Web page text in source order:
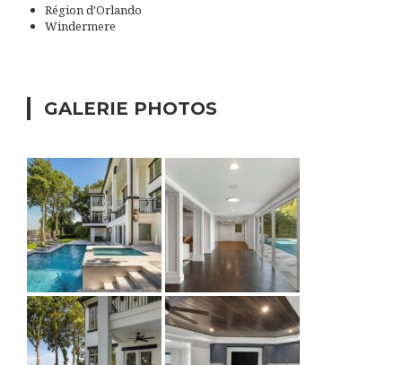
Région d'Orlando
Windermere
GALERIE PHOTOS